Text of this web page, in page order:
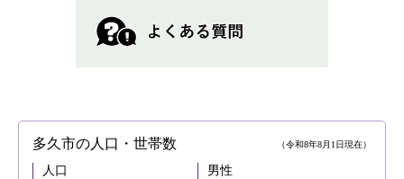
多久市の人口・世帯数 （令和8年8月1日現在）
人口 男性